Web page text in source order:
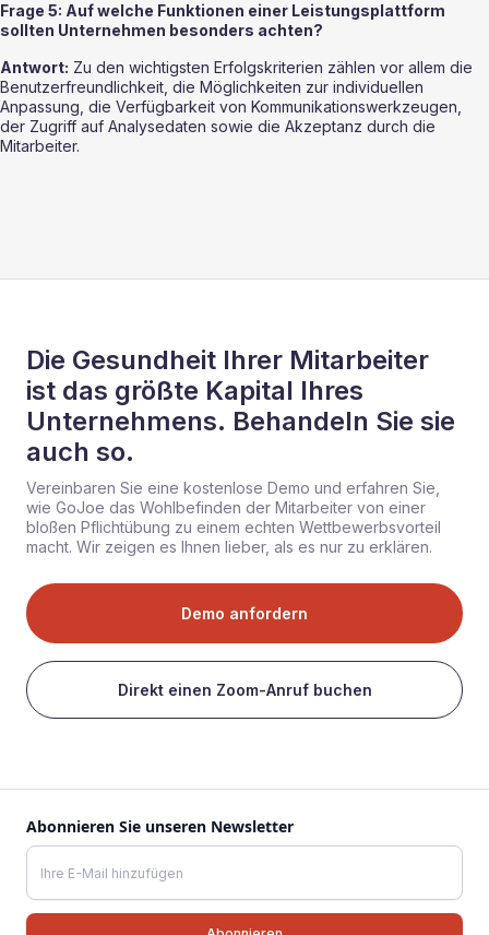
Frage 5: Auf welche Funktionen einer Leistungsplattform
sollten Unternehmen besonders achten?
Antwort: Zu den wichtigsten Erfolgskriterien zählen vor allem die
Benutzerfreundlichkeit, die Möglichkeiten zur individuellen
Anpassung, die Verfügbarkeit von Kommunikationswerkzeugen,
der Zugriff auf Analysedaten sowie die Akzeptanz durch die
Mitarbeiter.
Die Gesundheit Ihrer Mitarbeiter
ist das größte Kapital Ihres
Unternehmens. Behandeln Sie sie
auch so.
Vereinbaren Sie eine kostenlose Demo und erfahren Sie,
wie GoJoe das Wohlbefinden der Mitarbeiter von einer
bloßen Pflichtübung zu einem echten Wettbewerbsvorteil
macht. Wir zeigen es Ihnen lieber, als es nur zu erklären.
Demo anfordern
Direkt einen Zoom-Anruf buchen
Abonnieren Sie unseren Newsletter